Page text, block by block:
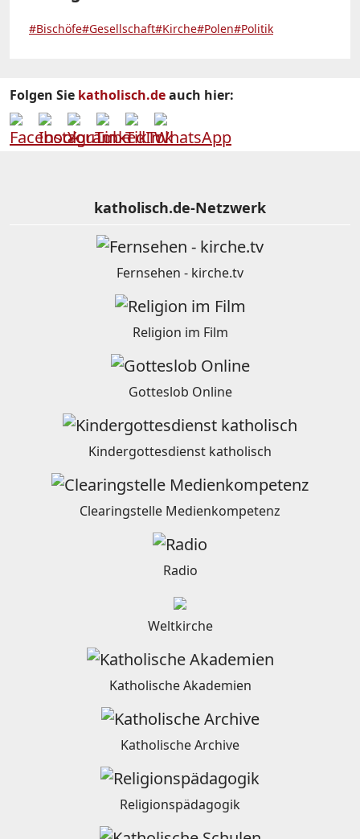
#Bischöfe#Gesellschaft#Kirche#Polen#Politik
Folgen Sie katholisch.deauch hier:
katholisch.de-Netzwerk
Fernsehen - kirche.tv
Religion im Film
Gotteslob Online
Kindergottesdienst katholisch
Clearingstelle Medienkompetenz
Radio
Weltkirche
Katholische Akademien
Katholische Archive
Religionspädagogik